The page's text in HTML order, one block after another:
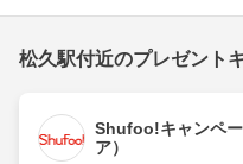
松久駅付近のプレゼント
Shufoo!キャンペ
ア）